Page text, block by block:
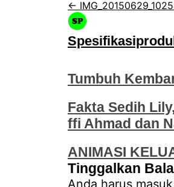
←
Tumbuh
Fakta Sedih
ffi Ahmad dan
ANIMASI
Tinggalkan
Anda harus masuk